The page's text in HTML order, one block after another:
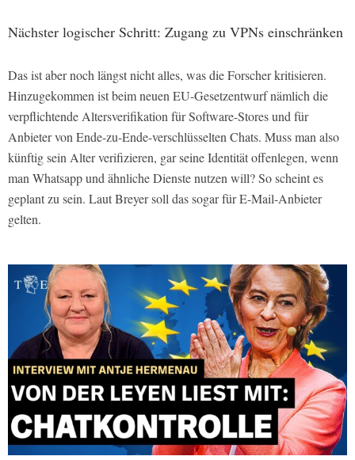
Nächster logischer Schritt: Zugang zu VPNs einschränken
Das ist aber noch längst nicht alles, was die Forscher kritisieren.
Hinzugekommen ist beim neuen EU-Gesetzentwurf nämlich die
verpflichtende Altersverifikation für Software-Stores und für
Anbieter von Ende-zu-Ende-verschlüsselten Chats. Muss man also
künftig sein Alter verifizieren, gar seine Identität offenlegen, wenn
man Whatsapp und ähnliche Dienste nutzen will? So scheint es
geplant zu sein. Laut Breyer soll das sogar für E-Mail-Anbieter
gelten.